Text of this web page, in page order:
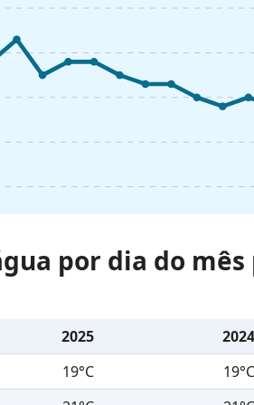
por dia do mês
2025
2024
19°C
19°C